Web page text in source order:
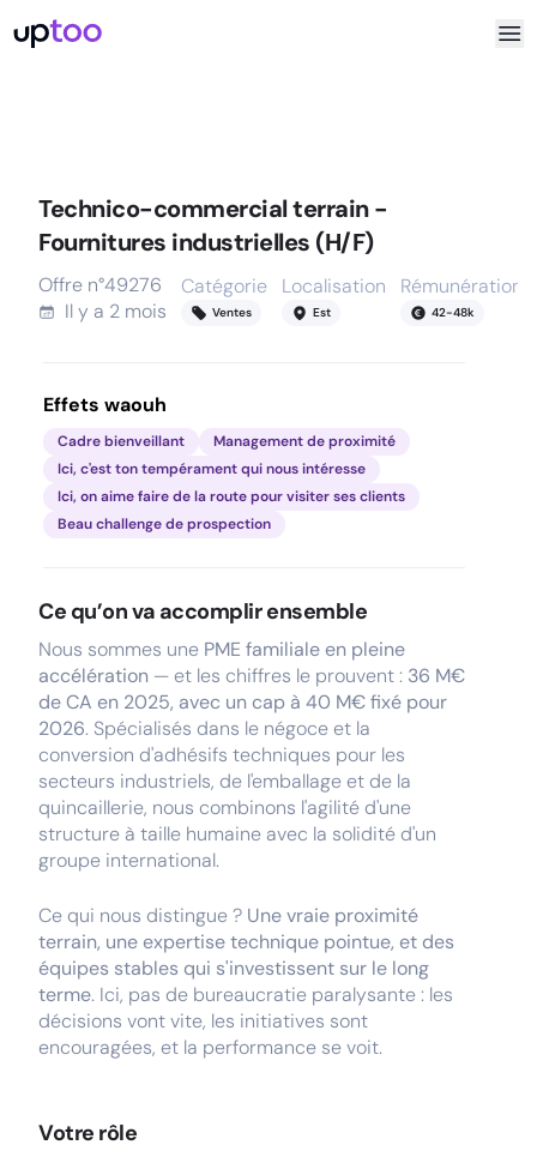
Technico-commercial terrain -
Fournitures industrielles (H/F)
Offre n°49276
Il y a 2 mois
Catégorie
Ventes
Localisation
Est
Rémunération
42-48k
Effets waouh
Cadre bienveillant
Management de proximité
Ici, c'est ton tempérament qui nous intéresse
Ici, on aime faire de la route pour visiter ses clients
Beau challenge de prospection
Ce qu’on va accomplir ensemble
Nous sommes une PME familiale en pleine
accélération — et les chiffres le prouvent : 36 M€
de CA en 2025, avec un cap à 40 M€ fixé pour
2026. Spécialisés dans le négoce et la
conversion d'adhésifs techniques pour les
secteurs industriels, de l'emballage et de la
quincaillerie, nous combinons l'agilité d'une
structure à taille humaine avec la solidité d'un
groupe international.
Ce qui nous distingue ? Une vraie proximité
terrain, une expertise technique pointue, et des
équipes stables qui s'investissent sur le long
terme. Ici, pas de bureaucratie paralysante : les
décisions vont vite, les initiatives sont
encouragées, et la performance se voit.
Votre rôle